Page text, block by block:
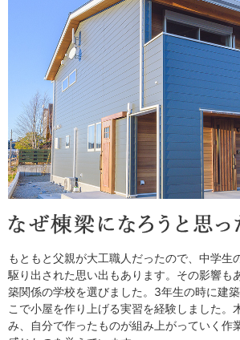
もともと父親が大工職人だったので、中学生
駆り出された思い出もあります。その影響も
築関係の学校を選びました。3年生の時に建
こで小屋を作り上げる実習を経験しました。
み、自分で作ったものが組み上がっていく作